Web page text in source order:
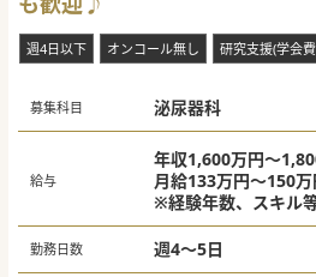
週4日以下 オンコール無し 研究支援(学会
募集科目 泌尿器科
給与
年収1,600万円～
月給133万円～150万
※経験年数、スキル
勤務日数 週4～5日